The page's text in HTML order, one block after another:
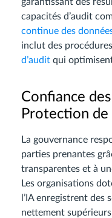
capacités d’audit
continue des
inclut des
d’audit qui
Confiance
Protection de
La gouvernance
parties prenantes
transparentes et à
Les organisations
l’IA enregistrent des
nettement